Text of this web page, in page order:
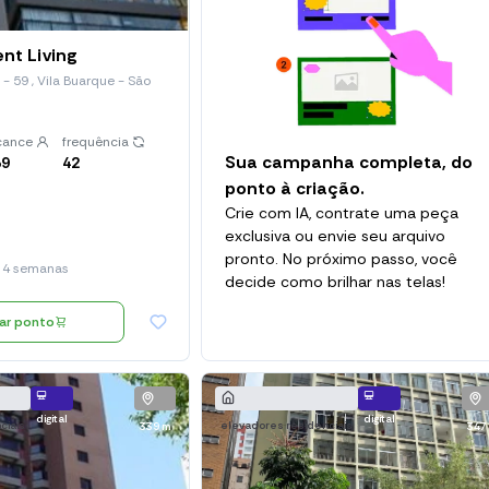
Living
59 , Vila Buarque - São
frequência
42
semanas
ponto
Sua campanha completa, do
ponto à criação.
Crie com IA, contrate uma peça
exclusiva ou envie seu arquivo
pronto. No próximo passo, você
decide como brilhar nas telas!
digital
339 m elevadores residenciais digital
347